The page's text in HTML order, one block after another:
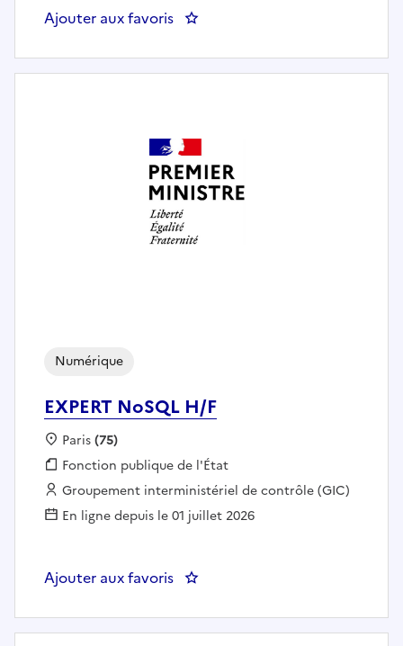
Ajouter aux favoris : Expert(e) outils, système
EXPERT NoSQL H/F
Numérique
Localisation :
Paris(75)
Fonction publique :
Fonction publique de l'État
Employeur :
Groupement interministériel de contrôle (GIC)
En ligne depuis le 01 juillet 2026
Ajouter aux favoris : EXPERT NoSQL H/F